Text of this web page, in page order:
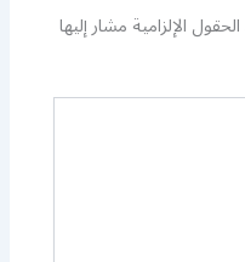
الحقول الإلزامية مشار إليها